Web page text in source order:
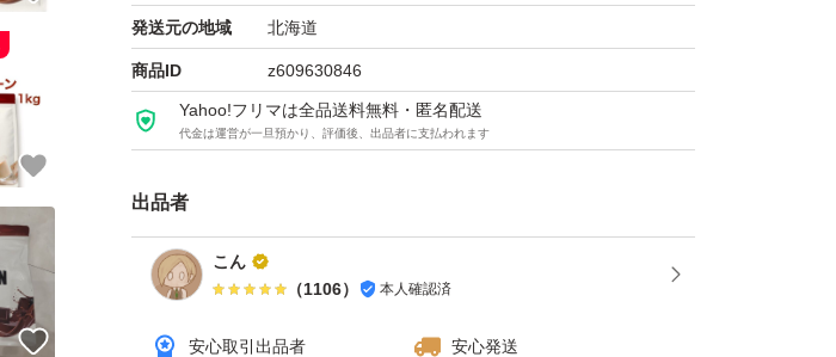
発送元の地域 北海道
商品ID z609630846
Yahoo!フリマは全品送料無料・匿名配送
代金は運営が一旦預かり、評価後、出品者に支払われます
出品者
こん
（1106） 本人確認済
安心取引出品者
安心発送